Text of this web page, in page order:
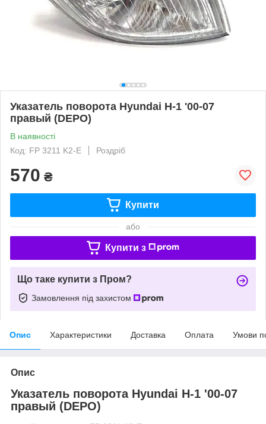
Указатель поворота Hyundai H-1 '00-07
правый (DEPO)
В наявності
Код: FP 3211 K2-E
Роздріб
570 ₴
Купити
або
Купити з
Що таке купити з Пром?
Замовлення під захистом
Опис Характеристики Доставка Оплата Умови
Опис
Указатель поворота Hyundai H-1 '00-07
правый (DEPO)